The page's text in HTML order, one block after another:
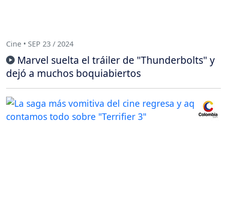
Cine • SEP 23 / 2024
Marvel suelta el tráiler de "Thunderbolts" y
dejó a muchos boquiabiertos